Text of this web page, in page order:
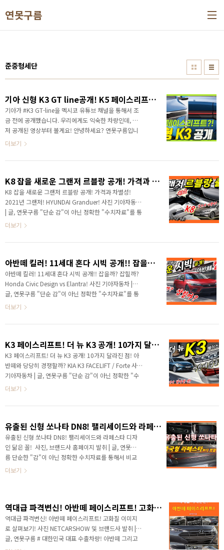
연못구름
준중형세단
기아 신형 K3 GT line공개! K5 페이스리프트 디자인 미리보기
기아가 #K3 GT-line을 멕시코 유튜브 채널을 통해서 조
금 전에 공개했습니다. 우리에게도 익숙한 차량인데, 먼
저 공개된 영상부터 볼게요! 안녕하세요? 연못구름입니
다. 기아의 준중형 세단인 K3는 국내에도 익숙한 차량이
아니고, 매년 여름이 되면 단종 소식이 등장했습니다. 작
한 정보를 가장 먼저 만나보세요!
더보기
K8 잡을 새로운 그랜저 르블랑 공개! 가격과 차별성! 2021년 그랜저! HYUNDAI Granduer!
K8 잡을 새로운 그랜저 르블랑 공개! 가격과 차별성!
2021년 그랜저! HYUNDAI Granduer! 사진 기아자동차
| 글, 연못구름 "단순 감"이 아닌 정확한 "수치자료"를 통
해서 비교 분석 자료를 제시하는 연못구름입니다! 대한민
저가 최근 출시된 K8을 잡기 위해서 새로운 트림인 르블
한 전략이라고 할 수 있는데 과연 통할 수 있을까요? 유유
자적했던 그랜저가 바쁘게 움직이고 있습니다. K7 풀체
인지인 K8이 공개되고 사전계약 첫날 1만 8015대가 계
약되며 기아 역대 최다 첫날 기록을 새로 썼습니다. 설마
은 곧 판매량으로 이어지기 때문..
더보기
아반떼 킬러! 11세대 혼다 시빅 공개!! 잡을까? 잡힐까?
아반떼 킬러! 11세대 혼다 시빅 공개!! 잡을까? 잡힐까?
Honda Civic Design vs Elantra! 사진 기아자동차 |
글, 연못구름 "단순 감"이 아닌 정확한 "수치자료"를 통
해서 비교 분석 자료를 제시하는 연못구름입니다! 아반
상대가 혼다 시빅이죠! 혼다 시빅이 11세대로 공개되었
도로 오랜 시간 사랑을 받고 있습니다. 공개가 되면서 미
국 네티즌의 반응은 예상보다는 아쉽다는 평가가 많은
데 아반떼에게는 기회가 될까요? 시빅은 11세대의 차량
이고, 아반떼는 7세대의 차량이라서 무려 4세대의 차이
차별성을 제공할지 체크해 보겠습니..
더보기
K3 페이스리프트! 더 뉴 K3 공개! 10가지 달라진 점! 아반떼와 당당히 경쟁할까? KIA K3 FACELIFT / Forte
K3 페이스리프트! 더 뉴 K3 공개! 10가지 달라진 점! 아
반떼와 당당히 경쟁할까? KIA K3 FACELIFT / Forte 사진
기아자동차 | 글, 연못구름 "단순 감"이 아닌 정확한 "수
치자료"를 통해서 비교 분석 자료를 제시하는 연못구름
떼의 등장과 함께 거의 1년이 가까이 늦어졌죠? 드디어
차량인데 빠르게 만나보시죠? 안녕하세요? 연못구름입
니다. 3년 만에 상품성을 개선한 기아 K3 페이스리프트
가 공개되었습니다. 새로운 이름은 더 뉴 K3입니다. K 시
리즈의 가장 막내인 K3는 K5와 유사한 패밀리룩을 디자
또한 최신 안전 사양과 편의 ..
더보기
유출된 신형 쏘나타 DN8! 팰리세이드와 라페스타 디자인 닮은 꼴!​
유출된 신형 쏘나타 DN8! 팰리세이드와 라페스타 디자
인 닮은 꼴!​ ​ 사진, 브랜드사 홈페이지 발취 | 글, 연못구
름 단순한 "감"이 아닌 정확한 수치자료를 통해서 비교
분석 자료를 제시하는 연못구름입니다! ​ # 국내 세단 중
간 동안 세대를 거듭하면서 이번 달 중순에 8세대 출시
를 앞두고 있습니다. 8세대 모델은 국내 자동차 중에서
쏘나타가 유일하며, 익숙한 차량이라고 할 수 있는 아반
떼와 그랜저가 7세대를 앞두고 있기 때문에 이보다 한
세대 진화한 차량이 차량이 쏘나타라고 할 수 있습니다.
더보기
역대급 파격변신! 아반떼 페이스리프트! 고화질 이미지!
역대급 파격변신! 아반떼 페이스리프트! 고화질 이미지
로 살펴보기! 사진 NETCARSHOW 및 브랜드사 발취 |
글, 연못구름 # 대한민국 대표 수출차량! 아반떼 그리고
엘라트라! 현대차를 대표하는 아반떼는 글로벌 시장에서